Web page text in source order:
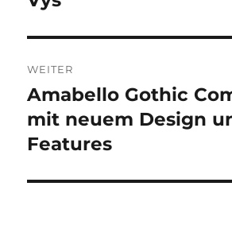
WEITER
Nächster
Beitrag:
Amabello Gothic
mit neuem Design
Features